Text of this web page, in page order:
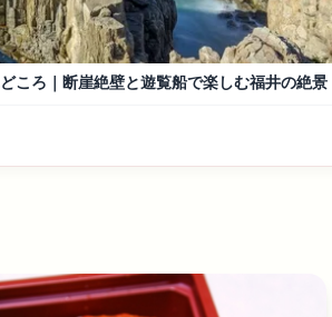
ころ｜断崖絶壁と遊覧船で楽しむ福井の絶景